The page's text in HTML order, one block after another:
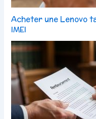
Acheter une Lenovo
IMEI